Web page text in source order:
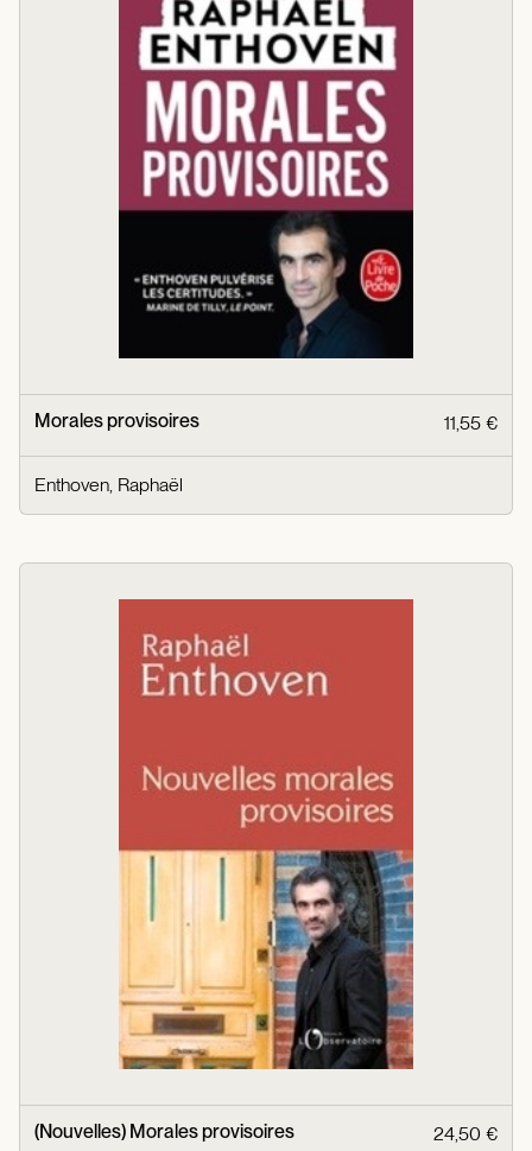
Morales provisoires 11,55 €
Enthoven, Raphaël
(Nouvelles) Morales provisoires 24,50 €